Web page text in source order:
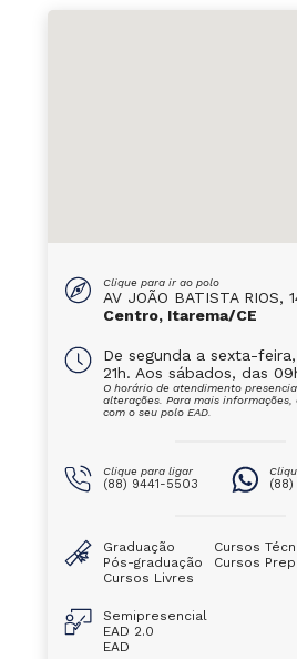
Clique para ir ao polo
AV JOÃO BATISTA RIOS,
Centro, Itarema/CE
De segunda a sexta-
21h. Aos sábados, das
O horário de atendimento
alterações. Para mais
com o seu polo EAD.
Clique para ligar
(88) 9441-5503 (88)
Graduação
Pós-graduação
Cursos Livres
Cursos
Cursos
Semipresencial
EAD 2.0
EAD